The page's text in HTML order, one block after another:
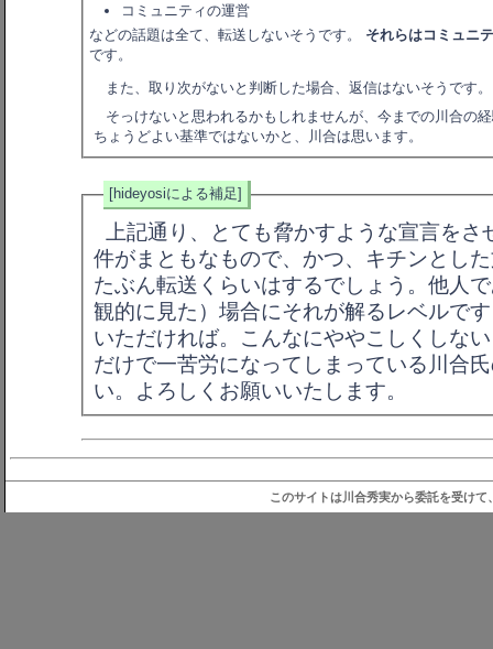
コミュニティの運営
などの話題は全て、転送しないそうです。 それらはコミュニ
です。
また、取り次がないと判断した場合、返信はないそうです。
そっけないと思われるかもしれませんが、今までの川合の
ちょうどよい基準ではないかと、川合は思います。
[hideyosiによる補足]
上記通り、とても脅かすような宣言を
件がまともなもので、かつ、キチンとし
たぶん転送くらいはするでしょう。他人
観的に見た）場合にそれが解るレベルで
いただければ。こんなにややこしくしな
だけで一苦労になってしまっている川合
い。よろしくお願いいたします。
このサイトは川合秀実から委託を受け